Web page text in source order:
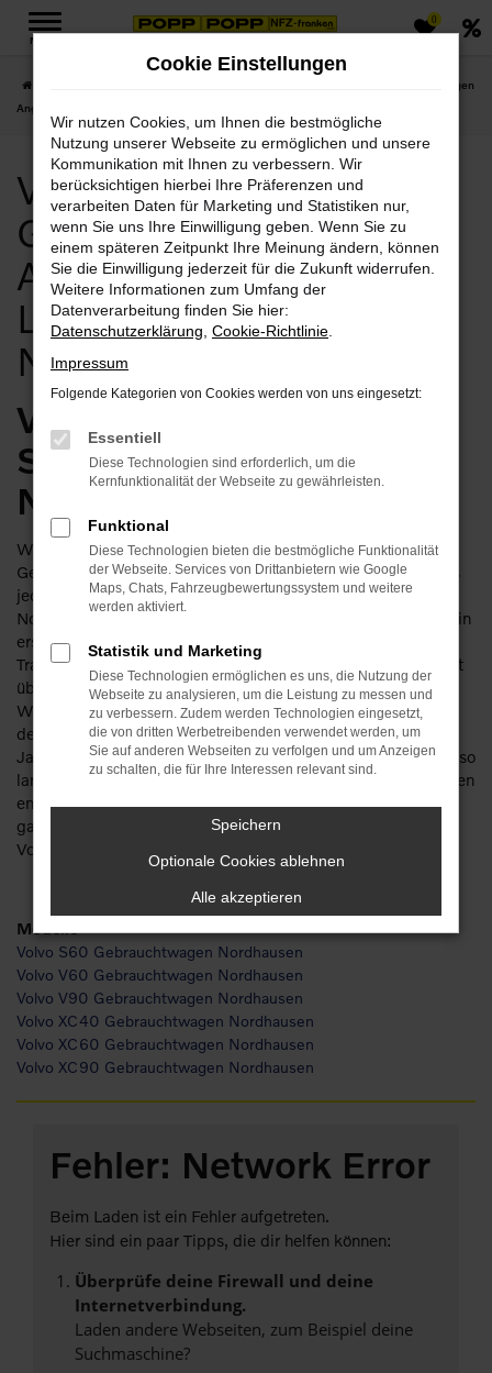
Zum
MENÜ
0
Volvo Nordhausen, Volvo Gebrauchtwagen
Angebote mit Lieferservice nach Nordhausen
Volvo Nordhausen, Volvo
Gebrauchtwagen
Angebote mit
Lieferservice nach
Nordhausen
Volvo Gebrauchtwagen –
Sparvorteil für
Nordhausen
Wer beim Autokauf Geld sparen möchte, steigt in einen
Gebrauchten. Was hinlänglich bekannt ist, bekommt bei uns
jedoch eine neue Wendung. Volvo Gebrauchtwagen für
Nordhausen sind nicht nur besonders günstig, sondern auch in
erstklassigem Zustand. Unser Unternehmen blickt auf eine
Tradition von mehr als 110 Jahren zurück. Wir verfügen somit
über enorme Erfahrung und natürlich die entsprechenden
Werkstattkapazitäten, um jeden Volvo Gebrauchtwagen vor
dem Verkauf gründlich zu prüfen. Wir arbeiten seit
Jahrzehnten mit diesem Hersteller zusammen und sind ebenso
lange für unsere Kundschaft in Nordhausen tätig. So entstehen
enge Bindungen und Vertrauensverhältnisse und Sie steigen
ganz sicher in einem perfekt gepflegten und mangelfreien
Volvo Gebrauchtwagen.
Modelle
Volvo S60 Gebrauchtwagen Nordhausen
Volvo V60 Gebrauchtwagen Nordhausen
Volvo V90 Gebrauchtwagen Nordhausen
Volvo XC40 Gebrauchtwagen Nordhausen
Volvo XC60 Gebrauchtwagen Nordhausen
Volvo XC90 Gebrauchtwagen Nordhausen
Fehler: Network Error
Beim Laden ist ein Fehler aufgetreten.
Hier sind ein paar Tipps, die dir helfen können:
Überprüfe deine Firewall und deine
Internetverbindung.
Laden andere Webseiten, zum Beispiel deine
Suchmaschine?
Cookie Einstellungen
Wir nutzen Cookies, um Ihnen die bestmögliche
Nutzung unserer Webseite zu ermöglichen und unsere
Kommunikation mit Ihnen zu verbessern. Wir
berücksichtigen hierbei Ihre Präferenzen und
verarbeiten Daten für Marketing und Statistiken nur,
wenn Sie uns Ihre Einwilligung geben. Wenn Sie zu
einem späteren Zeitpunkt Ihre Meinung ändern, können
Sie die Einwilligung jederzeit für die Zukunft widerrufen.
Weitere Informationen zum Umfang der
Datenverarbeitung finden Sie hier:
Datenschutzerklärung Cookie-Richtlinie
Impressum
Folgende Kategorien von Cookies werden von uns eingesetzt:
Essentiell
Diese Technologien sind erforderlich, um die
Kernfunktionalität der Webseite zu gewährleisten.
Funktional
Diese Technologien bieten die bestmögliche Funktionalität
der Webseite. Services von Drittanbietern wie Google
Maps, Chats, Fahrzeugbewertungssystem und weitere
werden aktiviert.
Statistik und Marketing
Diese Technologien ermöglichen es uns, die Nutzung der
Webseite zu analysieren, um die Leistung zu messen und
zu verbessern. Zudem werden Technologien eingesetzt,
die von dritten Werbetreibenden verwendet werden, um
Sie auf anderen Webseiten zu verfolgen und um Anzeigen
zu schalten, die für Ihre Interessen relevant sind.
Speichern
Optionale Cookies ablehnen
Alle akzeptieren